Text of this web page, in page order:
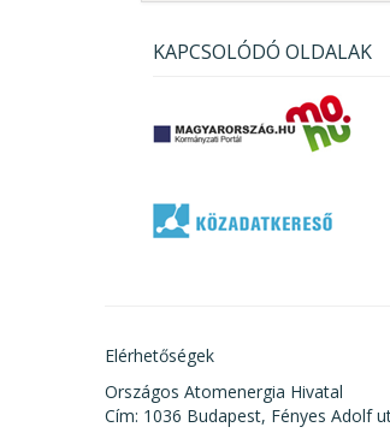
KAPCSOLÓDÓ OLDALAK
Elérhetőségek
Országos Atomenergia Hivatal
Cím: 1036 Budapest, Fényes Adolf